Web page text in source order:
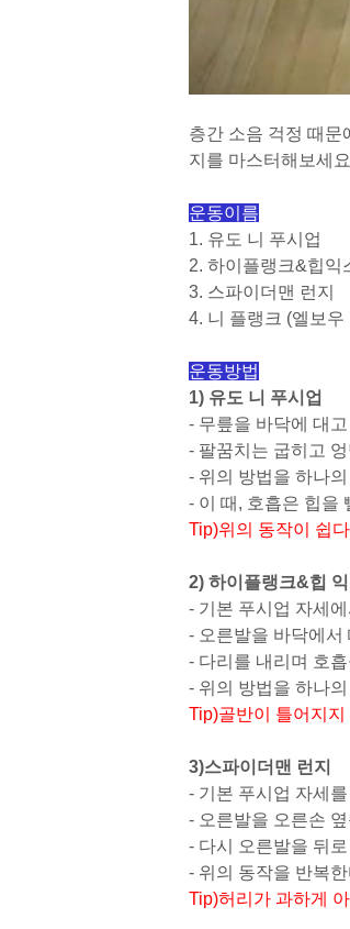
층간 소음 걱정 때문
지를 마스터해보세
운동이름
1. 유도 니 푸시업
2. 하이플랭크&힙익
3. 스파이더맨 런지
4. 니 플랭크 (엘보우
운동방법
1) 유도 니 푸시업
- 무릎을 바닥에 대
- 팔꿈치는 굽히고
- 위의 방법을 하나
- 이 때, 호흡은 힙을
Tip)위의 동작이 쉽
2) 하이플랭크&힙
- 기본 푸시업 자세
- 오른발을 바닥에
- 다리를 내리며 호
- 위의 방법을 하나
Tip)골반이 틀어지지
3)스파이더맨 런지
- 기본 푸시업 자세
- 오른발을 오른손
- 다시 오른발을 뒤
- 위의 동작을 반복
Tip)허리가 과하게